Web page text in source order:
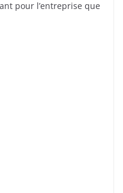
pour l’entreprise que